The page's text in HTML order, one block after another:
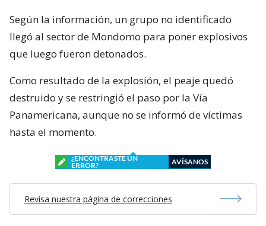
Según la información, un grupo no identificado
llegó al sector de Mondomo para poner explosivos
que luego fueron detonados.
Como resultado de la explosión, el peaje quedó
destruido y se restringió el paso por la Vía
Panamericana, aunque no se informó de víctimas
hasta el momento.
¿ENCONTRASTE UN
ERROR?
AVÍSANOS
Revisa nuestra página de correcciones